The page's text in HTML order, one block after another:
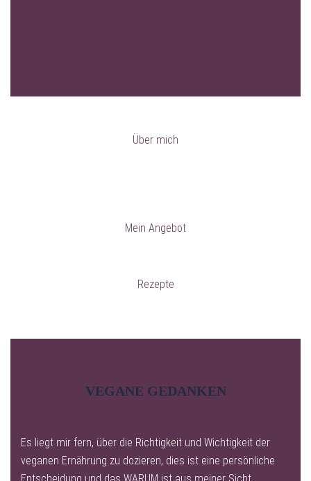
Über mich
Mein Angebot
Rezepte
VEGANE GEDANKEN
Es liegt mir fern, über die Richtigkeit und Wichtigkeit der
veganen Ernährung zu dozieren, dies ist eine persönliche
Entscheidung und das WARUM ist aus meiner Sicht